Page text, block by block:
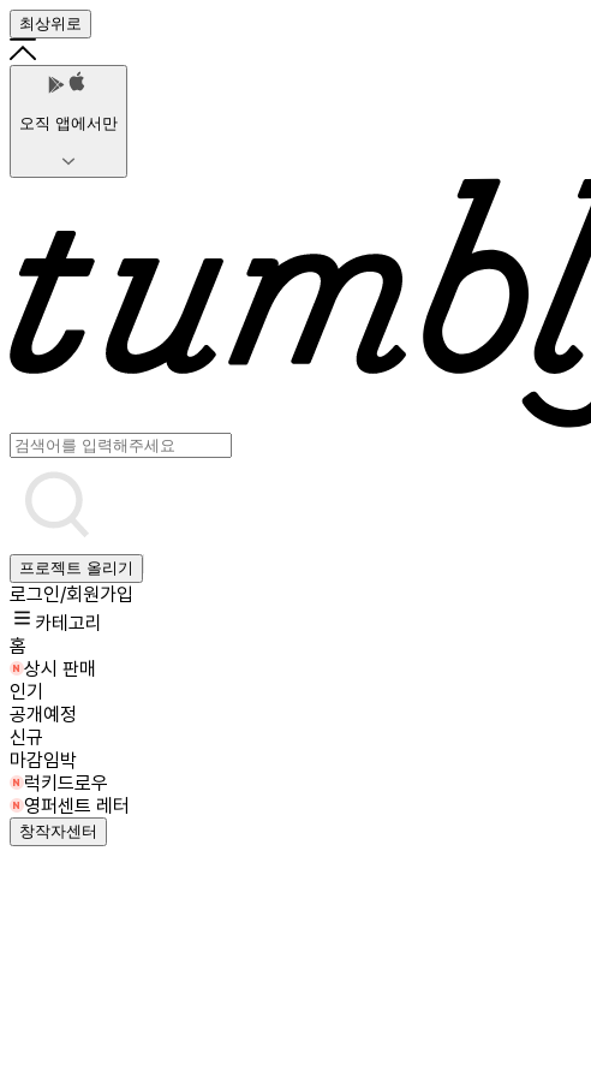
최상위로
오직 앱에서만
프로젝트 올리기
로그인/회원가입
카테고리
홈
상시 판매
인기
공개예정
신규
마감임박
럭키드로우
영퍼센트 레터
창작자센터